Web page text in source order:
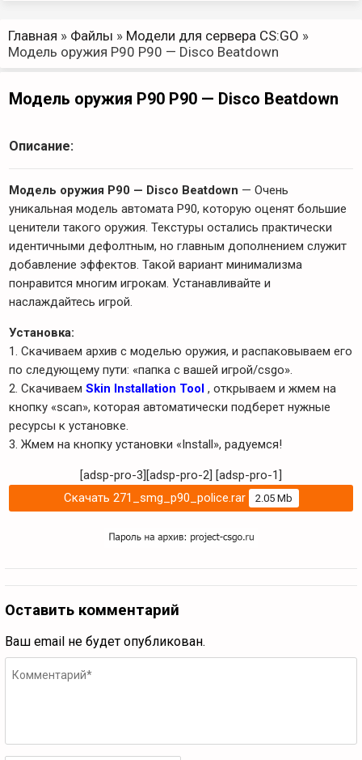
Главная » Файлы » Модели для сервера CS:GO »
Модель оружия P90 P90 — Disco Beatdown
Модель оружия P90 P90 — Disco Beatdown
Описание:
Модель оружия P90 — Disco Beatdown — Очень
уникальная модель автомата P90, которую оценят большие
ценители такого оружия. Текстуры остались практически
идентичными дефолтным, но главным дополнением служит
добавление эффектов. Такой вариант минимализма
понравится многим игрокам. Устанавливайте и
наслаждайтесь игрой.
Установка:
1. Скачиваем архив с моделью оружия, и распаковываем его
по следующему пути: «папка с вашей игрой/csgo».
2. Скачиваем Skin Installation Tool , открываем и жмем на
кнопку «scan», которая автоматически подберет нужные
ресурсы к установке.
3. Жмем на кнопку установки «Install», радуемся!
[adsp-pro-3][adsp-pro-2] [adsp-pro-1]
Скачать 271_smg_p90_police.rar
2.05 Mb
Оставить комментарий
Ваш email не будет опубликован.